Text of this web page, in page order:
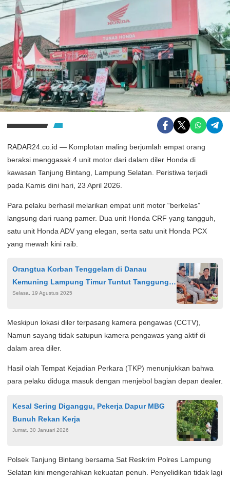
RADAR24.co.id — Komplotan maling berjumlah empat orang
beraksi menggasak 4 unit motor dari dalam diler Honda di
kawasan Tanjung Bintang, Lampung Selatan. Peristiwa terjadi
pada Kamis dini hari, 23 April 2026.
Para pelaku berhasil melarikan empat unit motor “berkelas”
langsung dari ruang pamer. Dua unit Honda CRF yang tangguh,
satu unit Honda ADV yang elegan, serta satu unit Honda PCX
yang mewah kini raib.
Orangtua Korban Tenggelam di Danau
Kemuning Lampung Timur Tuntut Tanggung
Jawab Pengelola Wisata
Selasa, 19 Agustus 2025
Meskipun lokasi diler terpasang kamera pengawas (CCTV),
Namun sayang tidak satupun kamera pengawas yang aktif di
dalam area diler.
Hasil olah Tempat Kejadian Perkara (TKP) menunjukkan bahwa
para pelaku diduga masuk dengan menjebol bagian depan dealer.
Kesal Sering Diganggu, Pekerja Dapur MBG
Bunuh Rekan Kerja
Jumat, 30 Januari 2026
Polsek Tanjung Bintang bersama Sat Reskrim Polres Lampung
Selatan kini mengerahkan kekuatan penuh. Penyelidikan tidak lagi